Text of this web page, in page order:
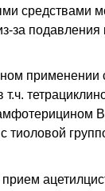
средствами
за подавления
применении
тиоловой